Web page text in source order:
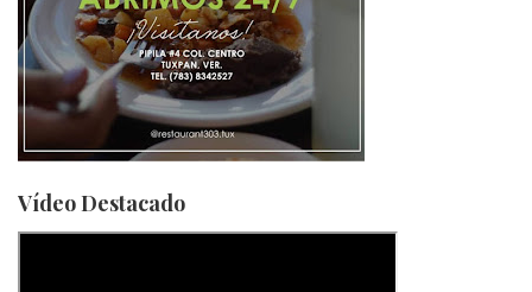
Vídeo Destacado